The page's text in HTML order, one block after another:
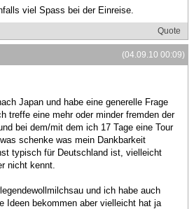
viel Spass bei der Einreise.
Quote
(04.09.10 00:09)
Japan und habe eine generelle Frage
treffe eine mehr oder minder fremden der
bei dem/mit dem ich 17 Tage eine Tour
schenke was mein Dankbarkeit
typisch für Deutschland ist, vielleicht
nicht kennt.
und ich habe auch
Ideen bekommen aber vielleicht hat ja